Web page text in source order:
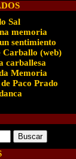
Sal
memoria
sentimiento
Carballo (web)
carballesa
Memoria
Paco Prado